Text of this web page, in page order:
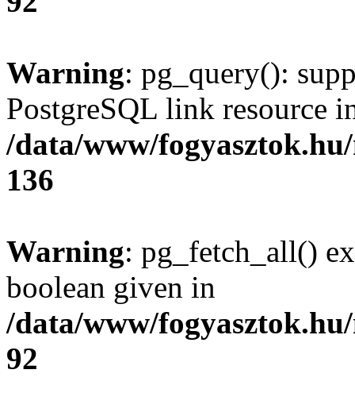
Warning: pg_query():
PostgreSQL link resource
/data/www/
136
Warning: pg_fetch_all()
boolean given in
/data/www/
92